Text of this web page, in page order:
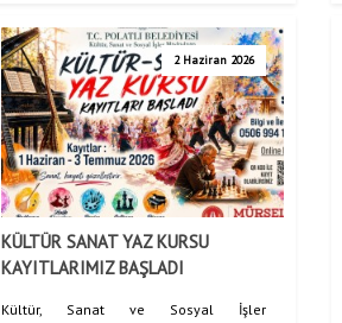
2 Haziran 2026
KÜLTÜR SANAT YAZ KURSU
KAYITLARIMIZ BAŞLADI
Kültür, Sanat ve Sosyal İşler